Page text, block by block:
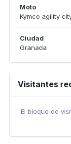
Moto
Kymco agility
Ciudad
Granada
Visitantes
El bloque de